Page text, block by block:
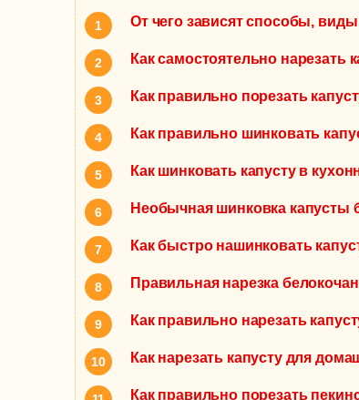
От чего зависят способы,
Как самостоятельно нарезать
Как правильно порезать
Как правильно шинковать
Как шинковать капусту в
Необычная шинковка капусты
Как быстро нашинковать
Правильная нарезка
Как правильно нарезать
Как нарезать капусту для
Как правильно порезать